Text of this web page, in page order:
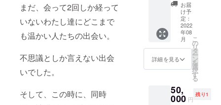
まだ、会って2回しか経って
いないわたし達にどこまで
も温かい人たちの出会い。
不思議としか言えない出会
いでした。
そして、この時に、同時
日に参
加可能
な方に
オスス
メしま
す。】
実施
日：
11月の1
日を予
定
円相
当】
沖縄の
コワー
キング
スペー
スの1階
を丸ご
とご利
す。
・
お届
け予
定：
2022
年08
月
詳細を見る
こ
の
リ
タ
ー
ン
を
選
択
す
る
50,
000 円
残り1